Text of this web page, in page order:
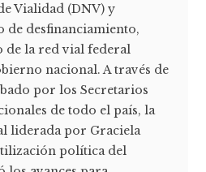
Vialidad (DNV) y
de desfinanciamiento,
de la red vial federal
nacional. A través de
por los Secretarios
de todo el país, la
liderada por Graciela
política del